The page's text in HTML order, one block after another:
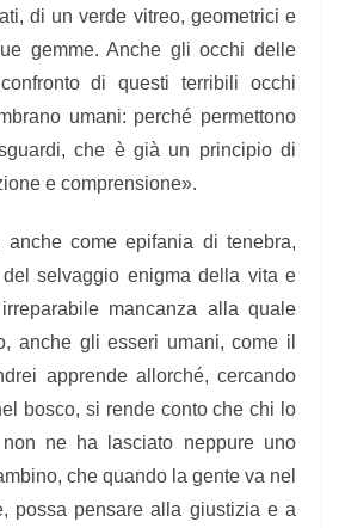
di un verde vitreo, geometrici e
gemme. Anche gli occhi delle
di questi terribili occhi
umani: perché permettono
che è già un principio di
e comprensione».
anche come epifania di tenebra,
selvaggio enigma della vita e
mancanza alla quale
anche gli esseri umani, come il
apprende allorché, cercando
bosco, si rende conto che chi lo
ne ha lasciato neppure uno
che quando la gente va nel
possa pensare alla giustizia e a